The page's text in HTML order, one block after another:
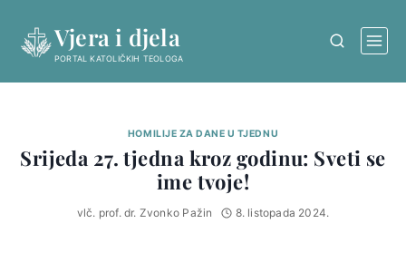
content
Vjera i djela
PORTAL KATOLIČKIH TEOLOGA
HOMILIJE ZA DANE U TJEDNU
Srijeda 27. tjedna kroz godinu: Sveti se
ime tvoje!
vlč. prof. dr. Zvonko Pažin 8. listopada 2024.